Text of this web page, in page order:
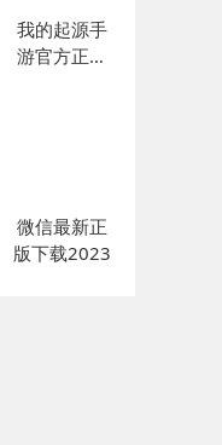
我的起源手
游官方正版
微信最新正
版下载2023